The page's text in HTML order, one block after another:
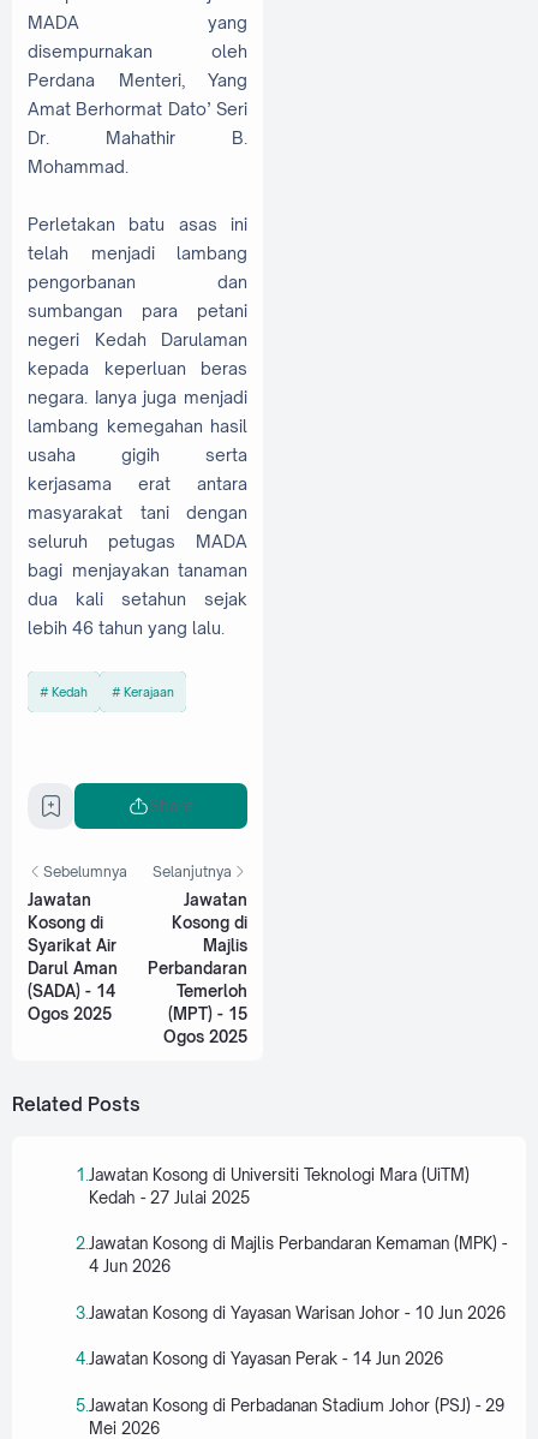
MADA yang
disempurnakan oleh
Perdana Menteri, Yang
Amat Berhormat Dato’ Seri
Dr. Mahathir B.
Mohammad.
Perletakan batu asas ini
telah menjadi lambang
pengorbanan dan
sumbangan para petani
negeri Kedah Darulaman
kepada keperluan beras
negara. Ianya juga menjadi
lambang kemegahan hasil
usaha gigih serta
kerjasama erat antara
masyarakat tani dengan
seluruh petugas MADA
bagi menjayakan tanaman
dua kali setahun sejak
lebih 46 tahun yang lalu.
Kedah Kerajaan
Share
Sebelumnya
Jawatan
Kosong di
Syarikat Air
Darul Aman
(SADA) - 14
Ogos 2025
Selanjutnya
Jawatan
Kosong di
Majlis
Perbandaran
Temerloh
(MPT) - 15
Ogos 2025
Related Posts
Jawatan Kosong di Universiti Teknologi Mara (UiTM)
Kedah - 27 Julai 2025
Jawatan Kosong di Majlis Perbandaran Kemaman (MPK) -
4 Jun 2026
Jawatan Kosong di Yayasan Warisan Johor - 10 Jun 2026
Jawatan Kosong di Yayasan Perak - 14 Jun 2026
Jawatan Kosong di Perbadanan Stadium Johor (PSJ) - 29
Mei 2026